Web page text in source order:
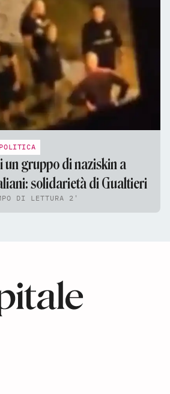
POLITICA
un gruppo di naziskin a
solidarietà di Gualtieri
DI LETTURA 2'